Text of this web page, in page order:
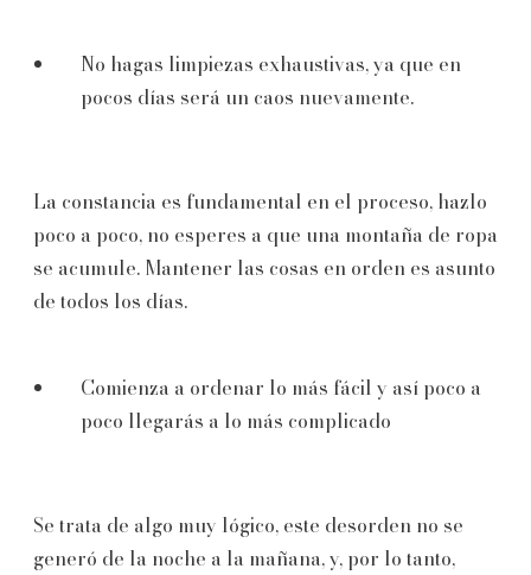
No hagas limpiezas exhaustivas, ya que en
pocos días será un caos nuevamente.
La constancia es fundamental en el proceso, hazlo
poco a poco, no esperes a que una montaña de ropa
se acumule. Mantener las cosas en orden es asunto
de todos los días.
Comienza a ordenar lo más fácil y así poco a
poco llegarás a lo más complicado
Se trata de algo muy lógico, este desorden no se
generó de la noche a la mañana, y, por lo tanto,